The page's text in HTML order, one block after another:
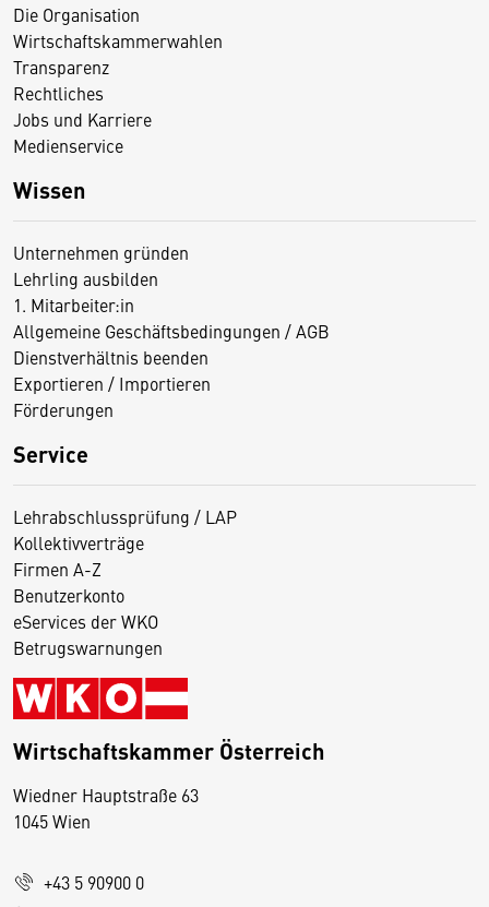
Die Organisation
Wirtschaftskammerwahlen
Transparenz
Rechtliches
Jobs und Karriere
Medienservice
Wissen
Unternehmen gründen
Lehrling ausbilden
1. Mitarbeiter:in
Allgemeine Geschäftsbedingungen / AGB
Dienstverhältnis beenden
Exportieren / Importieren
Förderungen
Service
Lehrabschlussprüfung / LAP
Kollektivverträge
Firmen A-Z
Benutzerkonto
eServices der WKO
Betrugswarnungen
Wirtschaftskammer Österreich
Wiedner Hauptstraße 63
1045 Wien
+43 5 90900 0
D
s